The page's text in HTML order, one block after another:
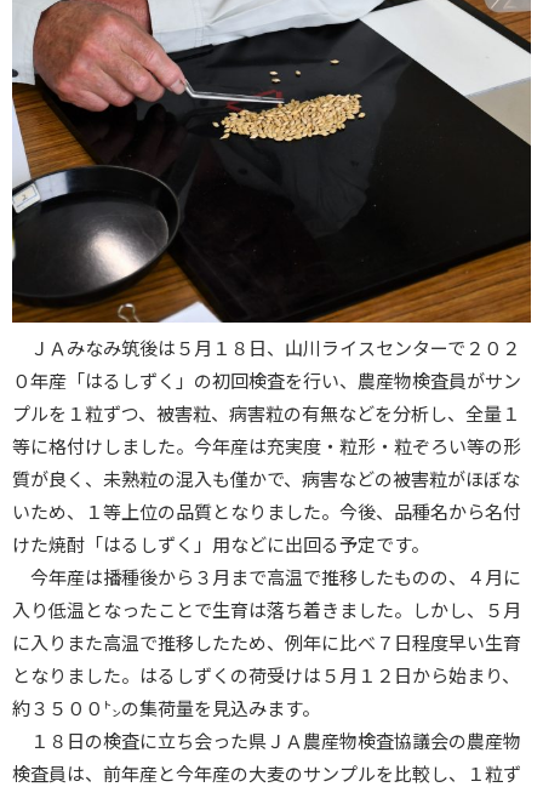
ＪＡみなみ筑後は５月１８日、山川ライスセンターで２０２
０年産「はるしずく」の初回検査を行い、農産物検査員がサン
プルを１粒ずつ、被害粒、病害粒の有無などを分析し、全量１
等に格付けしました。今年産は充実度・粒形・粒ぞろい等の形
質が良く、未熟粒の混入も僅かで、病害などの被害粒がほぼな
いため、１等上位の品質となりました。今後、品種名から名付
けた焼酎「はるしずく」用などに出回る予定です。
今年産は播種後から３月まで高温で推移したものの、４月に
入り低温となったことで生育は落ち着きました。しかし、５月
に入りまた高温で推移したため、例年に比べ７日程度早い生育
となりました。はるしずくの荷受けは５月１２日から始まり、
約３５００㌧の集荷量を見込みます。
１８日の検査に立ち会った県ＪＡ農産物検査協議会の農産物
検査員は、前年産と今年産の大麦のサンプルを比較し、１粒ず